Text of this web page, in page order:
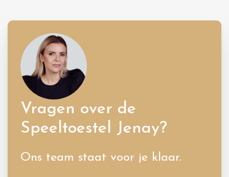
Vragen over de
Speeltoestel Jenay?
Ons team staat voor je klaar.